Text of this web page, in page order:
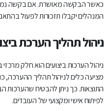
כאשר הבקשה מאושרת. אם בקשה
המנהלים יקבלו תזכורות לפעול
ניהול תהליך הערכת
ניהול הערכות ביצועים הוא חלק
מציעה כלים לניהול תהליך ההערכה,
התוצאות. כך ניתן להבטיח שהערכות
לפיתוח אישי ומקצועי של העובדים.